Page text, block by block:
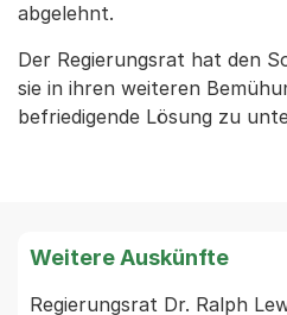
abgelehnt.
Der Regierungsrat hat den
sie in ihren weiteren
befriedigende Lösung zu
Weitere Auskünfte
Regierungsrat Dr. Ralph